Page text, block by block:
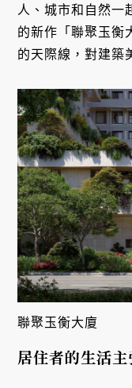
人、城市和自然一
的新作「聯聚玉衡
的天際線，對建築
聯聚玉衡大廈
居住者的生活主